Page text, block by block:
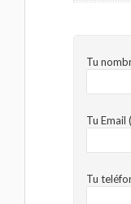
Tu
Tu Email
Tu